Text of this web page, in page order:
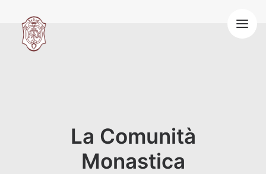
HOME
LA NOSTRA VITA
La Comunità
Monastica